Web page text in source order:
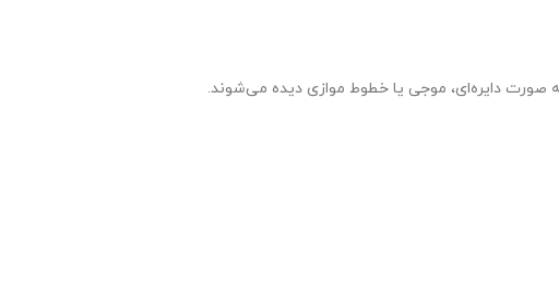
صورت دایره‌ای، موجی یا خطوط موازی دیده می‌شوند.